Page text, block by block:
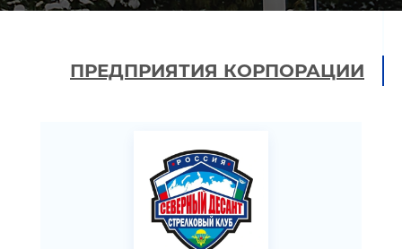
ПРЕДПРИЯТИЯ КОРПОРАЦИИ